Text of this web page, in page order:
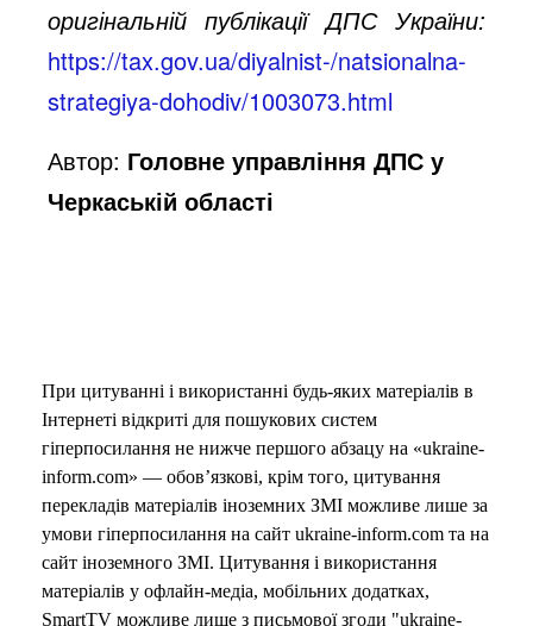
оригінальній публікації ДПС України:
https://tax.gov.ua/diyalnist-/natsionalna-
strategiya-dohodiv/1003073.html
Автор: Головне управління ДПС у
Черкаській області
При цитуванні і використанні будь-яких матеріалів в
Інтернеті відкриті для пошукових систем
гіперпосилання не нижче першого абзацу на «ukraine-
inform.com» — обов’язкові, крім того, цитування
перекладів матеріалів іноземних ЗМІ можливе лише за
умови гіперпосилання на сайт ukraine-inform.com та на
сайт іноземного ЗМІ. Цитування і використання
матеріалів у офлайн-медіа, мобільних додатках,
SmartTV можливе лише з письмової згоди "ukraine-